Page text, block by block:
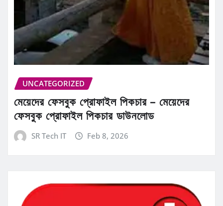
UNCATEGORIZED
মেয়েদের ফেসবুক প্রোফাইল পিকচার – মেয়েদের
ফেসবুক প্রোফাইল পিকচার ডাউনলোড
SR Tech IT Feb 8, 2026